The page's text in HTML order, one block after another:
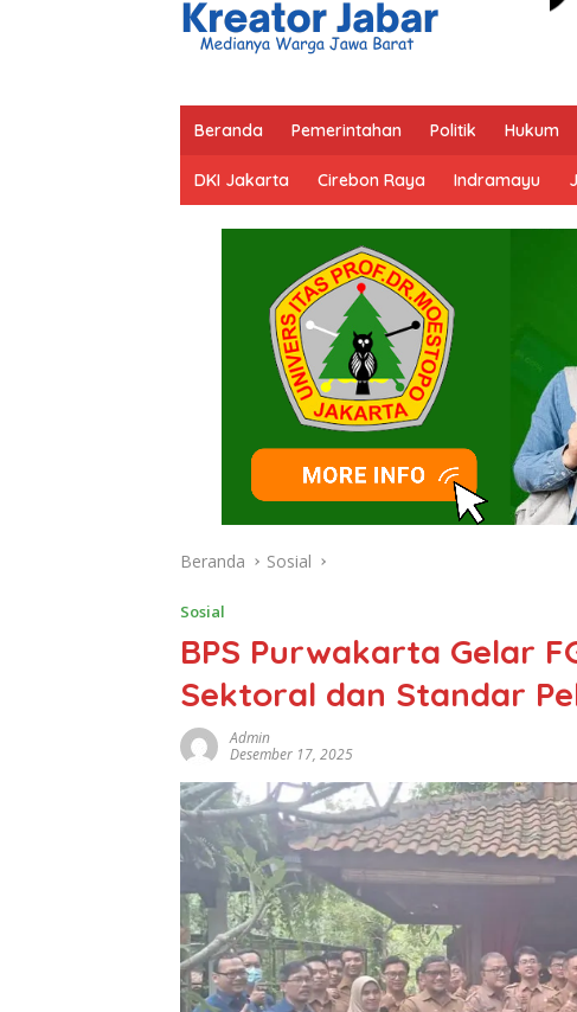
Beranda Pemerintahan Politik Hukum
DKI Jakarta Cirebon Raya Indramayu
Beranda Sosial
Sosial
BPS Purwakarta Gelar
Sektoral dan Standar
Admin
Desember 17, 2025